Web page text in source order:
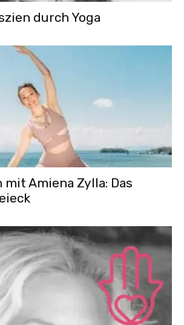
durch Yoga
mit Amiena Zylla: Das